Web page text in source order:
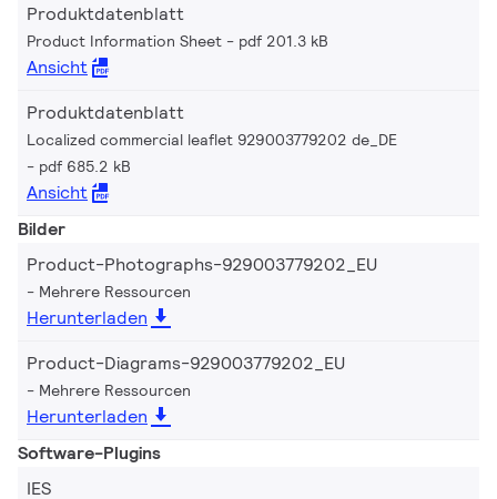
Produktdatenblatt
Product Information Sheet pdf 201.3 kB
Ansicht
Produktdatenblatt
Localized commercial leaflet 929003779202 de_DE
pdf 685.2 kB
Ansicht
Bilder
Product-Photographs-929003779202_EU
Mehrere Ressourcen
Herunterladen
Product-Diagrams-929003779202_EU
Mehrere Ressourcen
Herunterladen
Software-Plugins
IES